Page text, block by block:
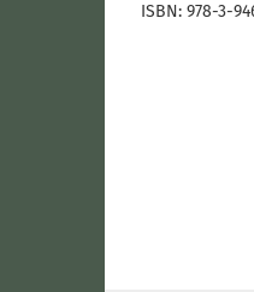
ISBN: 978-3-